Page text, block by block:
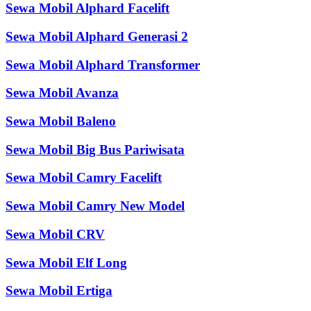
Sewa Mobil Alphard Facelift
Sewa Mobil Alphard Generasi 2
Sewa Mobil Alphard Transformer
Sewa Mobil Avanza
Sewa Mobil Baleno
Sewa Mobil Big Bus Pariwisata
Sewa Mobil Camry Facelift
Sewa Mobil Camry New Model
Sewa Mobil CRV
Sewa Mobil Elf Long
Sewa Mobil Ertiga